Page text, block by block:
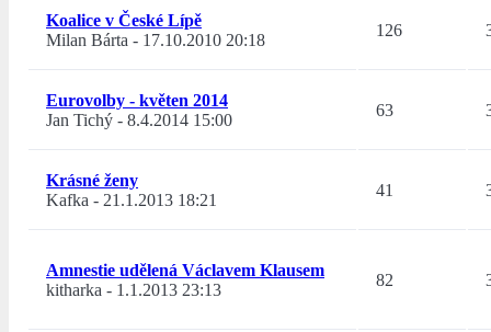
Koalice v České Lípě
Milan Bárta - 17.10.2010 20:18
126
Eurovolby - květen 2014
Jan Tichý - 8.4.2014 15:00
63
Krásné ženy
Kafka - 21.1.2013 18:21
41
Amnestie udělená Václavem Klausem
kitharka - 1.1.2013 23:13
82